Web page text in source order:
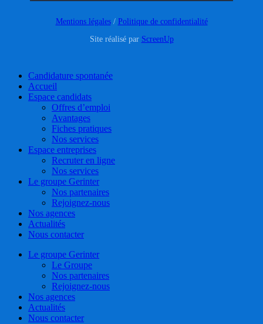
Mentions légales/ Politique de confidentialité
Site réalisé par ScreenUp
Close
Menu
Candidature spontanée
Accueil
Espace candidats
Offres d’emploi
Avantages
Fiches pratiques
Nos services
Espace entreprises
Recruter en ligne
Nos services
Le groupe Gerinter
Nos partenaires
Rejoignez-nous
Nos agences
Actualités
Nous contacter
Le groupe Gerinter
Le Groupe
Nos partenaires
Rejoignez-nous
Nos agences
Actualités
Nous contacter